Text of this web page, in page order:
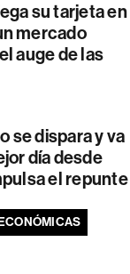
su tarjeta en
mercado
auge de las
se dispara y va
día desde
el repunte